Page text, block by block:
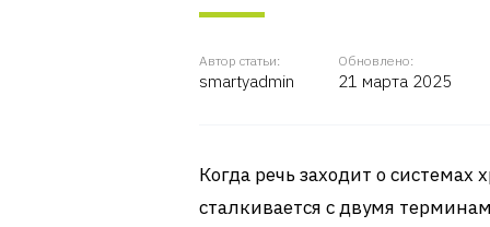
Автор статьи:
smartyadmin
Обновлено:
21 марта 2025
Когда речь заходит о
сталкивается с двумя